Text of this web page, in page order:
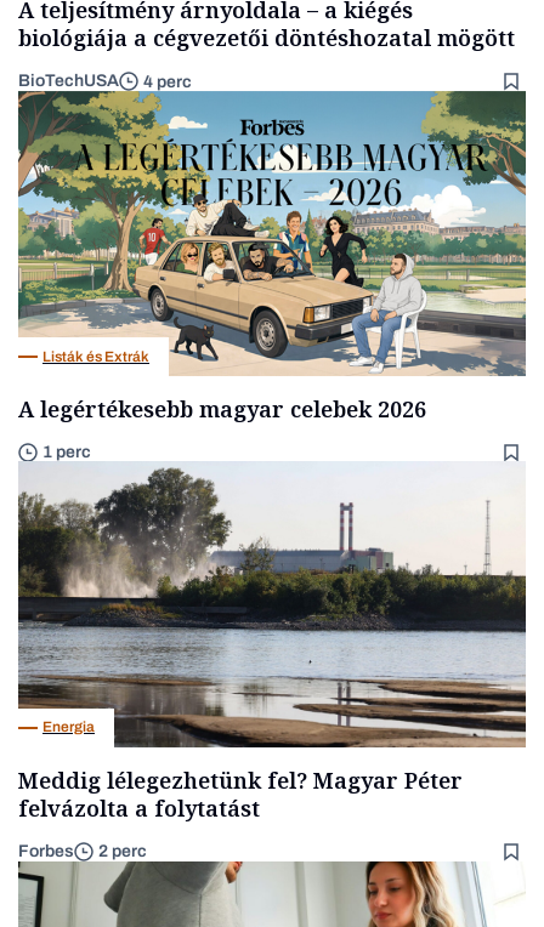
A teljesítmény árnyoldala – a kiégés
biológiája a cégvezetői döntéshozatal mögött
BioTechUSA 4 perc
Listák és Extrák
A legértékesebb magyar celebek 2026
1 perc
Energia
Meddig lélegezhetünk fel? Magyar Péter
felvázolta a folytatást
Forbes 2 perc